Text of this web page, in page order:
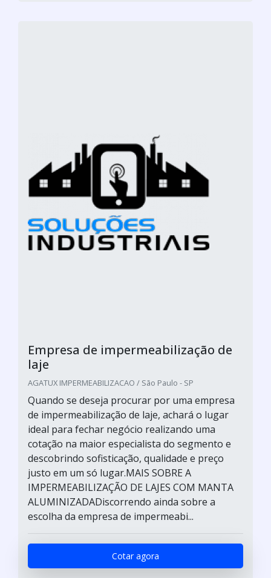
Empresa de impermeabilização de
laje
AGATUX IMPERMEABILIZACAO / São Paulo - SP
Quando se deseja procurar por uma empresa
de impermeabilização de laje, achará o lugar
ideal para fechar negócio realizando uma
cotação na maior especialista do segmento e
descobrindo sofisticação, qualidade e preço
justo em um só lugar.MAIS SOBRE A
IMPERMEABILIZAÇÃO DE LAJES COM MANTA
ALUMINIZADADiscorrendo ainda sobre a
escolha da empresa de impermeabi...
Cotar agora